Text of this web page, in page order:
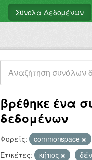
Σύνολα Δεδομένων
βρέθηκε ένα
δεδομένων
Φορείς: commonspace
Ετικέτες:
κήπος